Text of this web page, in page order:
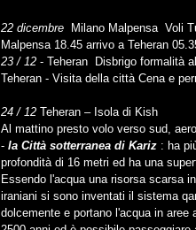
22 dicembre Milano Malpensa Voli
Malpensa 18.45 arrivo a Teheran
23 / 12 - Teheran Disbrigo formalità
Teheran - Visita della città Cena e
24 / 12 Teheran – Isola di Kish
Al mattino presto volo verso sud,
- la Città sotterranea di Kariz : ha
profondità di 16 metri ed ha una
Essendo l'acqua una risorsa scarsa
iraniani si sono inventati il sistema
dolcemente e portano l'acqua in